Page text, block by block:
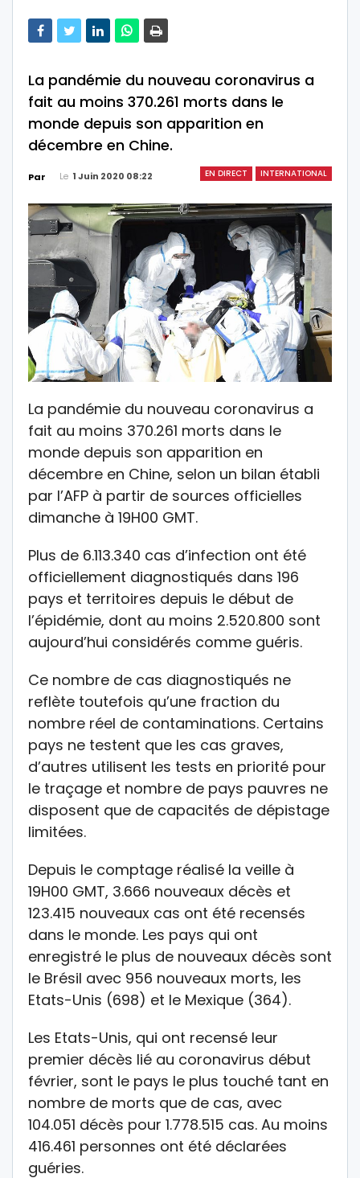
La pandémie du nouveau coronavirus a
fait au moins 370.261 morts dans le
monde depuis son apparition en
décembre en Chine.
EN DIRECT INTERNATIONAL
Par Le 1 Juin 2020 08:22
La pandémie du nouveau coronavirus a
fait au moins 370.261 morts dans le
monde depuis son apparition en
décembre en Chine, selon un bilan établi
par l’AFP à partir de sources officielles
dimanche à 19H00 GMT.
Plus de 6.113.340 cas d’infection ont été
officiellement diagnostiqués dans 196
pays et territoires depuis le début de
l’épidémie, dont au moins 2.520.800 sont
aujourd’hui considérés comme guéris.
Ce nombre de cas diagnostiqués ne
reflète toutefois qu’une fraction du
nombre réel de contaminations. Certains
pays ne testent que les cas graves,
d’autres utilisent les tests en priorité pour
le traçage et nombre de pays pauvres ne
disposent que de capacités de dépistage
limitées.
Depuis le comptage réalisé la veille à
19H00 GMT, 3.666 nouveaux décès et
123.415 nouveaux cas ont été recensés
dans le monde. Les pays qui ont
enregistré le plus de nouveaux décès sont
le Brésil avec 956 nouveaux morts, les
Etats-Unis (698) et le Mexique (364).
Les Etats-Unis, qui ont recensé leur
premier décès lié au coronavirus début
février, sont le pays le plus touché tant en
nombre de morts que de cas, avec
104.051 décès pour 1.778.515 cas. Au moins
416.461 personnes ont été déclarées
guéries.